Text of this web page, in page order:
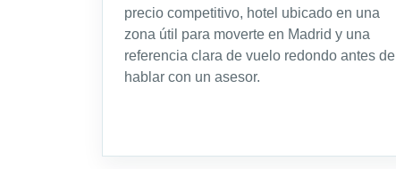
precio competitivo, hotel ubicado en una
zona útil para moverte en Madrid y una
referencia clara de vuelo redondo antes de
hablar con un asesor.